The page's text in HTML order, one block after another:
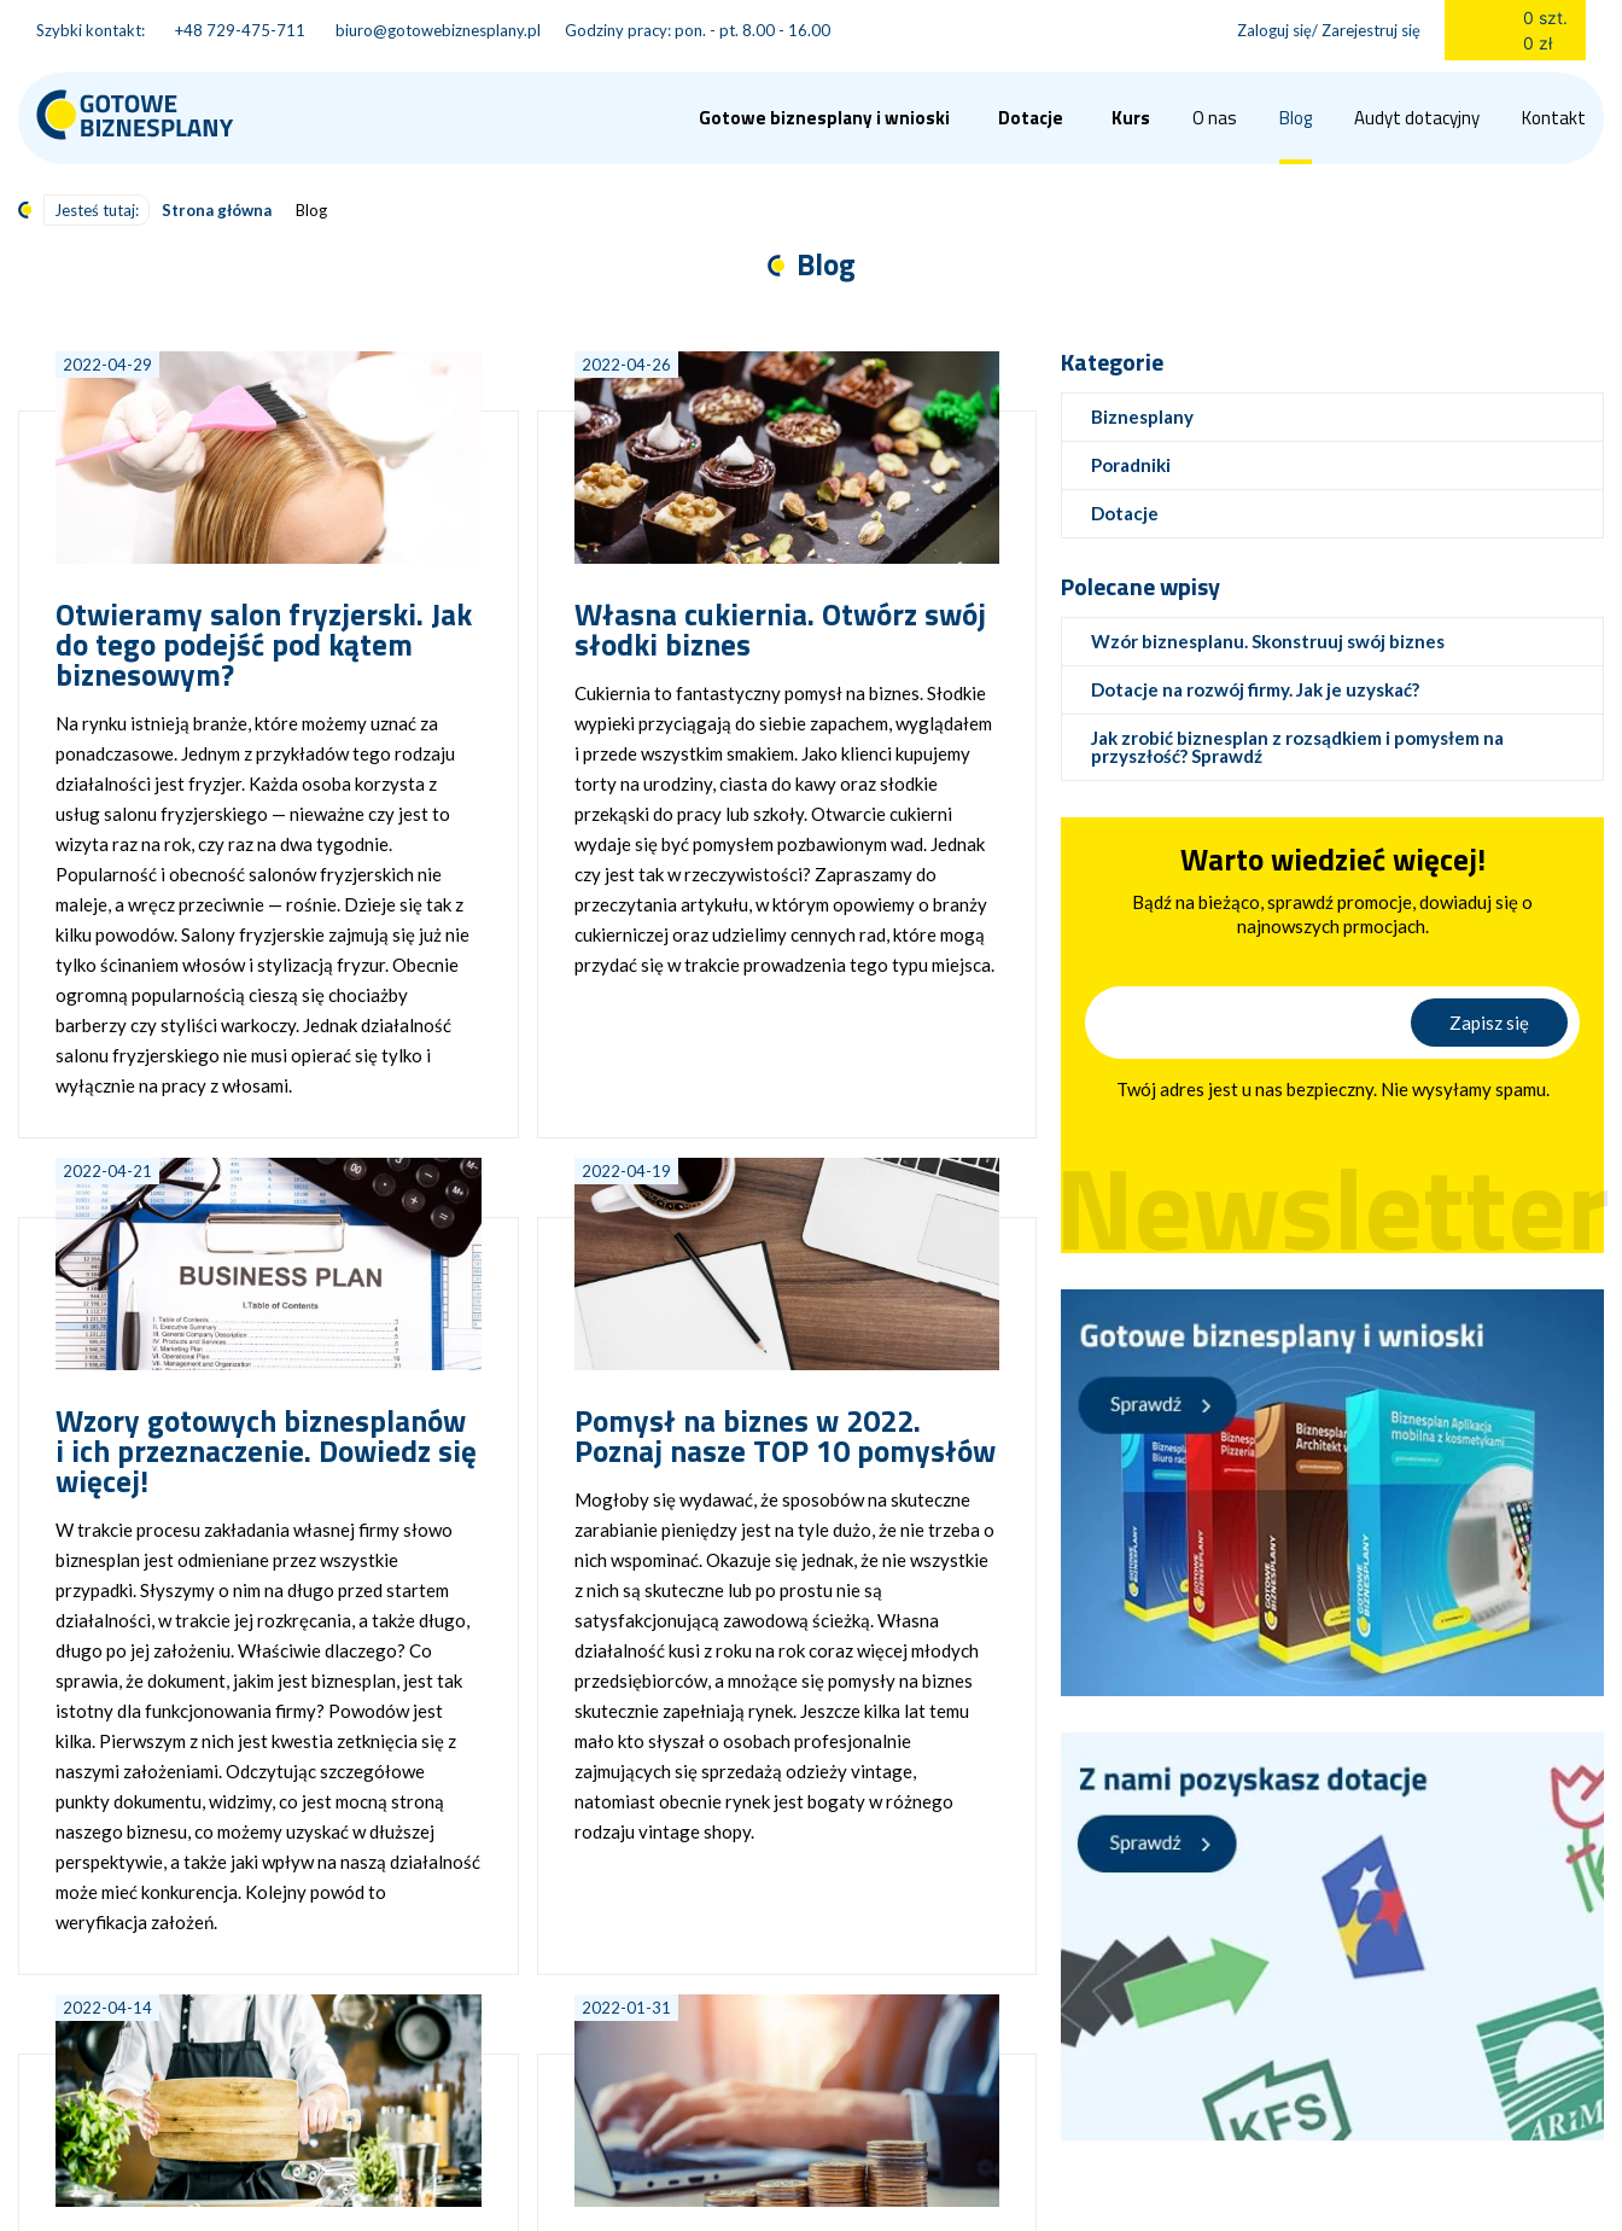
Szybki kontakt: +48 729-475-711 biuro@gotowebiznesplany.pl Godziny pracy: pon. - pt. 8.00 - 16.00 Zaloguj się/ Zarejestruj się
0 szt.
0 zł
Gotowe biznesplany i wnioski Dotacje Kurs O nas Blog Audyt dotacyjny Kontakt
Jesteś tutaj: Strona główna Blog
Blog
2022-04-29
Otwieramy salon fryzjerski. Jak
do tego podejść pod kątem
biznesowym?
Na rynku istnieją branże, które możemy uznać za
ponadczasowe. Jednym z przykładów tego rodzaju
działalności jest fryzjer. Każda osoba korzysta z
usług salonu fryzjerskiego — nieważne czy jest to
wizyta raz na rok, czy raz na dwa tygodnie.
Popularność i obecność salonów fryzjerskich nie
maleje, a wręcz przeciwnie — rośnie. Dzieje się tak z
kilku powodów. Salony fryzjerskie zajmują się już nie
tylko ścinaniem włosów i stylizacją fryzur. Obecnie
ogromną popularnością cieszą się chociażby
barberzy czy styliści warkoczy. Jednak działalność
salonu fryzjerskiego nie musi opierać się tylko i
wyłącznie na pracy z włosami.
2022-04-26
Własna cukiernia. Otwórz swój
słodki biznes
Cukiernia to fantastyczny pomysł na biznes. Słodkie
wypieki przyciągają do siebie zapachem, wyglądałem
i przede wszystkim smakiem. Jako klienci kupujemy
torty na urodziny, ciasta do kawy oraz słodkie
przekąski do pracy lub szkoły. Otwarcie cukierni
wydaje się być pomysłem pozbawionym wad. Jednak
czy jest tak w rzeczywistości? Zapraszamy do
przeczytania artykułu, w którym opowiemy o branży
cukierniczej oraz udzielimy cennych rad, które mogą
przydać się w trakcie prowadzenia tego typu miejsca.
2022-04-21
Wzory gotowych biznesplanów
i ich przeznaczenie. Dowiedz się
więcej!
W trakcie procesu zakładania własnej firmy słowo
biznesplan jest odmieniane przez wszystkie
przypadki. Słyszymy o nim na długo przed startem
działalności, w trakcie jej rozkręcania, a także długo,
długo po jej założeniu. Właściwie dlaczego? Co
sprawia, że dokument, jakim jest biznesplan, jest tak
istotny dla funkcjonowania firmy? Powodów jest
kilka. Pierwszym z nich jest kwestia zetknięcia się z
naszymi założeniami. Odczytując szczegółowe
punkty dokumentu, widzimy, co jest mocną stroną
naszego biznesu, co możemy uzyskać w dłuższej
perspektywie, a także jaki wpływ na naszą działalność
może mieć konkurencja. Kolejny powód to
weryfikacja założeń.
2022-04-19
Pomysł na biznes w 2022.
Poznaj nasze TOP 10 pomysłów
Mogłoby się wydawać, że sposobów na skuteczne
zarabianie pieniędzy jest na tyle dużo, że nie trzeba o
nich wspominać. Okazuje się jednak, że nie wszystkie
z nich są skuteczne lub po prostu nie są
satysfakcjonującą zawodową ścieżką. Własna
działalność kusi z roku na rok coraz więcej młodych
przedsiębiorców, a mnożące się pomysły na biznes
skutecznie zapełniają rynek. Jeszcze kilka lat temu
mało kto słyszał o osobach profesjonalnie
zajmujących się sprzedażą odzieży vintage,
natomiast obecnie rynek jest bogaty w różnego
rodzaju vintage shopy.
2022-04-14 2022-01-31
Kategorie
Biznesplany
Poradniki
Dotacje
Polecane wpisy
Wzór biznesplanu. Skonstruuj swój biznes
Dotacje na rozwój firmy. Jak je uzyskać?
Jak zrobić biznesplan z rozsądkiem i pomysłem na
przyszłość? Sprawdź
Warto wiedzieć więcej!
Bądź na bieżąco, sprawdź promocje, dowiaduj się o
najnowszych prmocjach.
Twój adres jest u nas bezpieczny. Nie wysyłamy spamu.
Newsletter